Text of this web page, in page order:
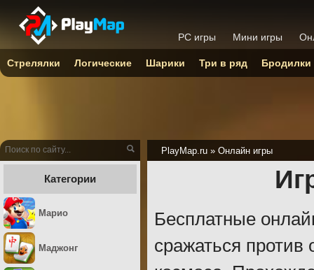
PlayMap.ru » Онлайн игры
Бесплатные
сражаться
Категории
Марио
Маджонг
PC игры Мини игры
Стрелялки Логические Шарики Три в ряд Бродилки